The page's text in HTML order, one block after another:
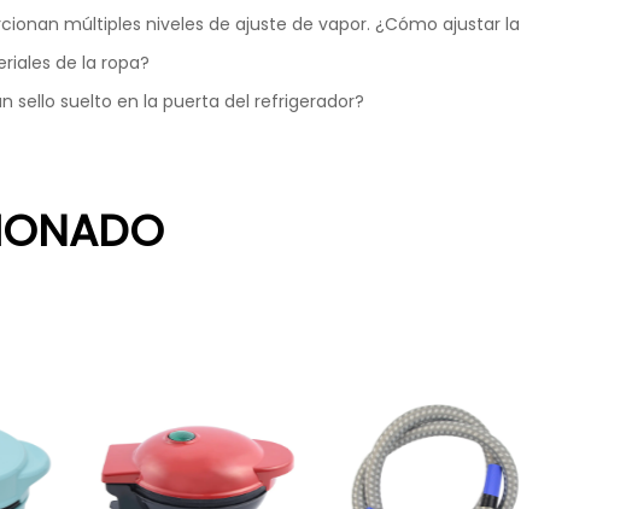
múltiples niveles de ajuste de vapor. ¿Cómo ajustar la
de la ropa?
sello suelto en la puerta del refrigerador?